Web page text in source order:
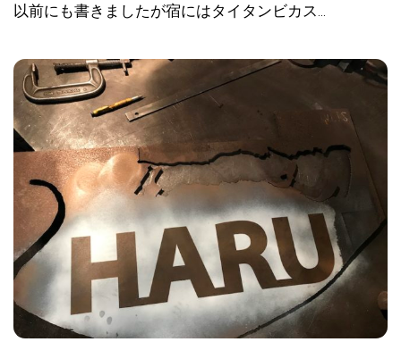
以前にも書きましたが宿にはタイタンビカス...